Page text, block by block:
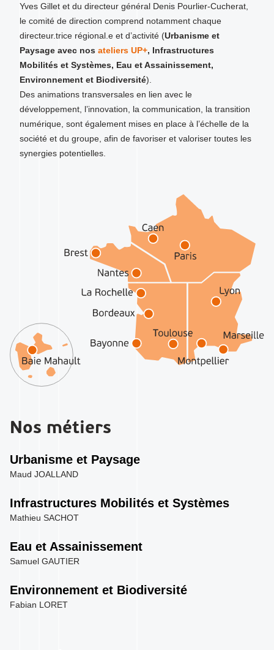
Yves Gillet et du directeur général Denis Pourlier-Cucherat,
le comité de direction comprend notamment chaque
directeur.trice régional.e et d’activité (Urbanisme et
Paysage avec nos ateliers UP+, Infrastructures
Mobilités et Systèmes, Eau et Assainissement,
Environnement et Biodiversité).
Des animations transversales en lien avec le
développement, l’innovation, la communication, la transition
numérique, sont également mises en place à l’échelle de la
société et du groupe, afin de favoriser et valoriser toutes les
synergies potentielles.
Nos métiers
Urbanisme et Paysage
Maud JOALLAND
Infrastructures Mobilités et Systèmes
Mathieu SACHOT
Eau et Assainissement
Samuel GAUTIER
Environnement et Biodiversité
Fabian LORET